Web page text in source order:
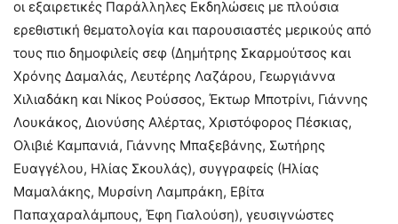
οι εξαιρετικές Παράλληλες Εκδηλώσεις με πλούσια
ερεθιστική θεματολογία και παρουσιαστές μερικούς από
τους πιο δημοφιλείς σεφ (Δημήτρης Σκαρμούτσος και
Χρόνης Δαμαλάς, Λευτέρης Λαζάρου, Γεωργιάννα
Χιλιαδάκη και Νίκος Ρούσσος, Έκτωρ Μποτρίνι, Γιάννης
Λουκάκος, Διονύσης Αλέρτας, Χριστόφορος Πέσκιας,
Ολιβιέ Καμπανιά, Γιάννης Μπαξεβάνης, Σωτήρης
Ευαγγέλου, Ηλίας Σκουλάς), συγγραφείς (Ηλίας
Μαμαλάκης, Μυρσίνη Λαμπράκη, Εβίτα
Παπαχαραλάμπους, Έφη Γιαλούση), γευσιγνώστες